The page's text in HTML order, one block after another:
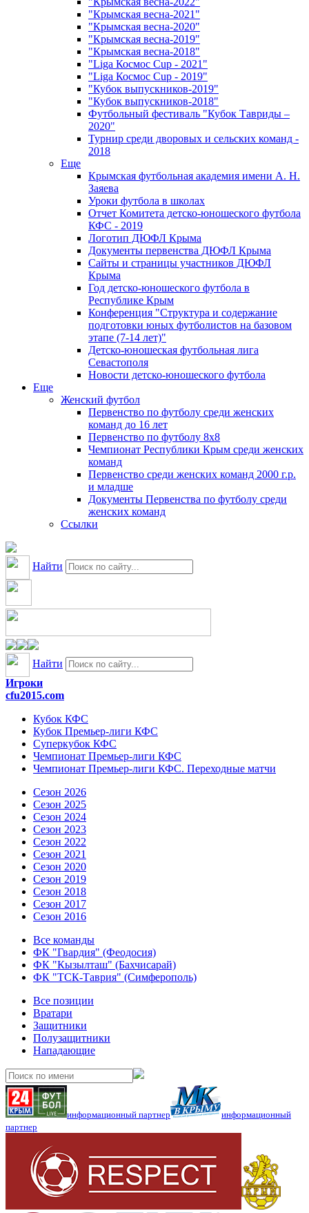
"Крымская весна-2021"
"Крымская весна-2020"
"Крымская весна-2019"
"Крымская весна-2018"
"Liga Космос Cup - 2021"
"Liga Космос Cup - 2019"
"Кубок выпускников-2019"
"Кубок выпускников-2018"
Футбольный фестиваль "Кубок Тавриды –
2020"
Турнир среди дворовых и сельских команд -
2018
Еще
Крымская футбольная академия имени А. Н.
Заяева
Уроки футбола в школах
Отчет Комитета детско-юношеского футбола
КФС - 2019
Логотип ДЮФЛ Крыма
Документы первенства ДЮФЛ Крыма
Сайты и страницы участников ДЮФЛ
Крыма
Год детско-юношеского футбола в
Республике Крым
Конференция "Структура и содержание
подготовки юных футболистов на базовом
этапе (7-14 лет)"
Детско-юношеская футбольная лига
Севастополя
Новости детско-юношеского футбола
Еще
Женский футбол
Первенство по футболу среди женских
команд до 16 лет
Первенство по футболу 8х8
Чемпионат Республики Крым среди женских
команд
Первенство среди женских команд 2000 г.р.
и младше
Документы Первенства по футболу среди
женских команд
Ссылки
Найти
Найти
Игроки
cfu2015.com
Кубок КФС
Кубок Премьер-лиги КФС
Суперкубок КФС
Чемпионат Премьер-лиги КФС
Чемпионат Премьер-лиги КФС. Переходные матчи
Сезон 2026
Сезон 2025
Сезон 2024
Сезон 2023
Сезон 2022
Сезон 2021
Сезон 2020
Сезон 2019
Сезон 2018
Сезон 2017
Сезон 2016
Все команды
ФК "Гвардия" (Феодосия)
ФК "Кызылташ" (Бахчисарай)
ФК "ТСК-Таврия" (Симферополь)
Все позиции
Вратари
Защитники
Полузащитники
Нападающие
информационный партнер
информационный
партнер